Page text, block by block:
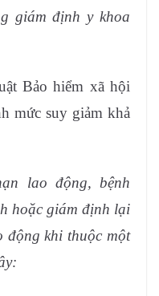
giám định y khoa
Bảo hiểm xã hội
mức suy giảm khả
lao động, bệnh
hoặc giám định lại
động khi thuộc một